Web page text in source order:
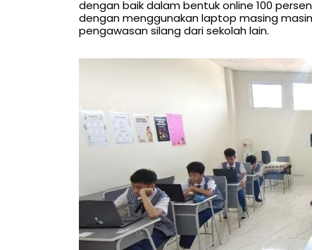
dengan baik dalam bentuk online 100
dengan menggunakan laptop masing
pengawasan silang dari sekolah lain.